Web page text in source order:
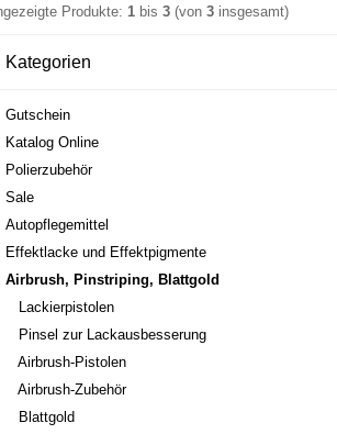
Produkte: 1 bis 3 (von 3 insgesamt)
Kategorien
Gutschein
Katalog Online
Polierzubehör
Sale
Autopflegemittel
Effektlacke und Effektpigmente
Airbrush, Pinstriping, Blattgold
Lackierpistolen
Pinsel zur Lackausbesserung
Airbrush-Pistolen
Airbrush-Zubehör
Blattgold